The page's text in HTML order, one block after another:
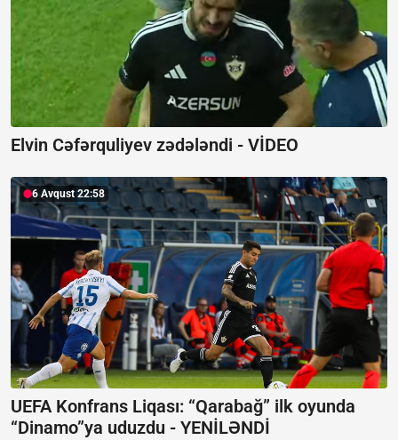
Elvin Cəfərquliyev zədələndi - VİDEO
6 Avqust 22:58
UEFA Konfrans Liqası: “Qarabağ” ilk oyunda
“Dinamo”ya uduzdu - YENİLƏNDİ